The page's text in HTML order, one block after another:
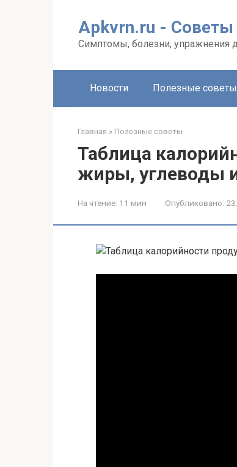
Apkvrn.ru -
Симптомы, болезни, упражнения
Новости Полезные советы
Главная » Полезные советы
Таблица
жиры, углеводы
На чтение: 11 мин Опубликовано: